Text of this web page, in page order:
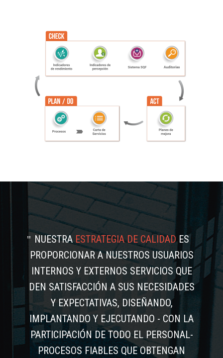
NUESTRAESTRATEGIA DE CALIDADES
PROPORCIONAR A NUESTROS USUARIOS
INTERNOS Y EXTERNOS SERVICIOS QUE
DEN SATISFACCIÓN A SUS NECESIDADES
Y EXPECTATIVAS, DISEÑANDO,
IMPLANTANDO Y EJECUTANDO - CON LA
PARTICIPACIÓN DE TODO EL PERSONAL-
PROCESOS FIABLES QUE OBTENGAN